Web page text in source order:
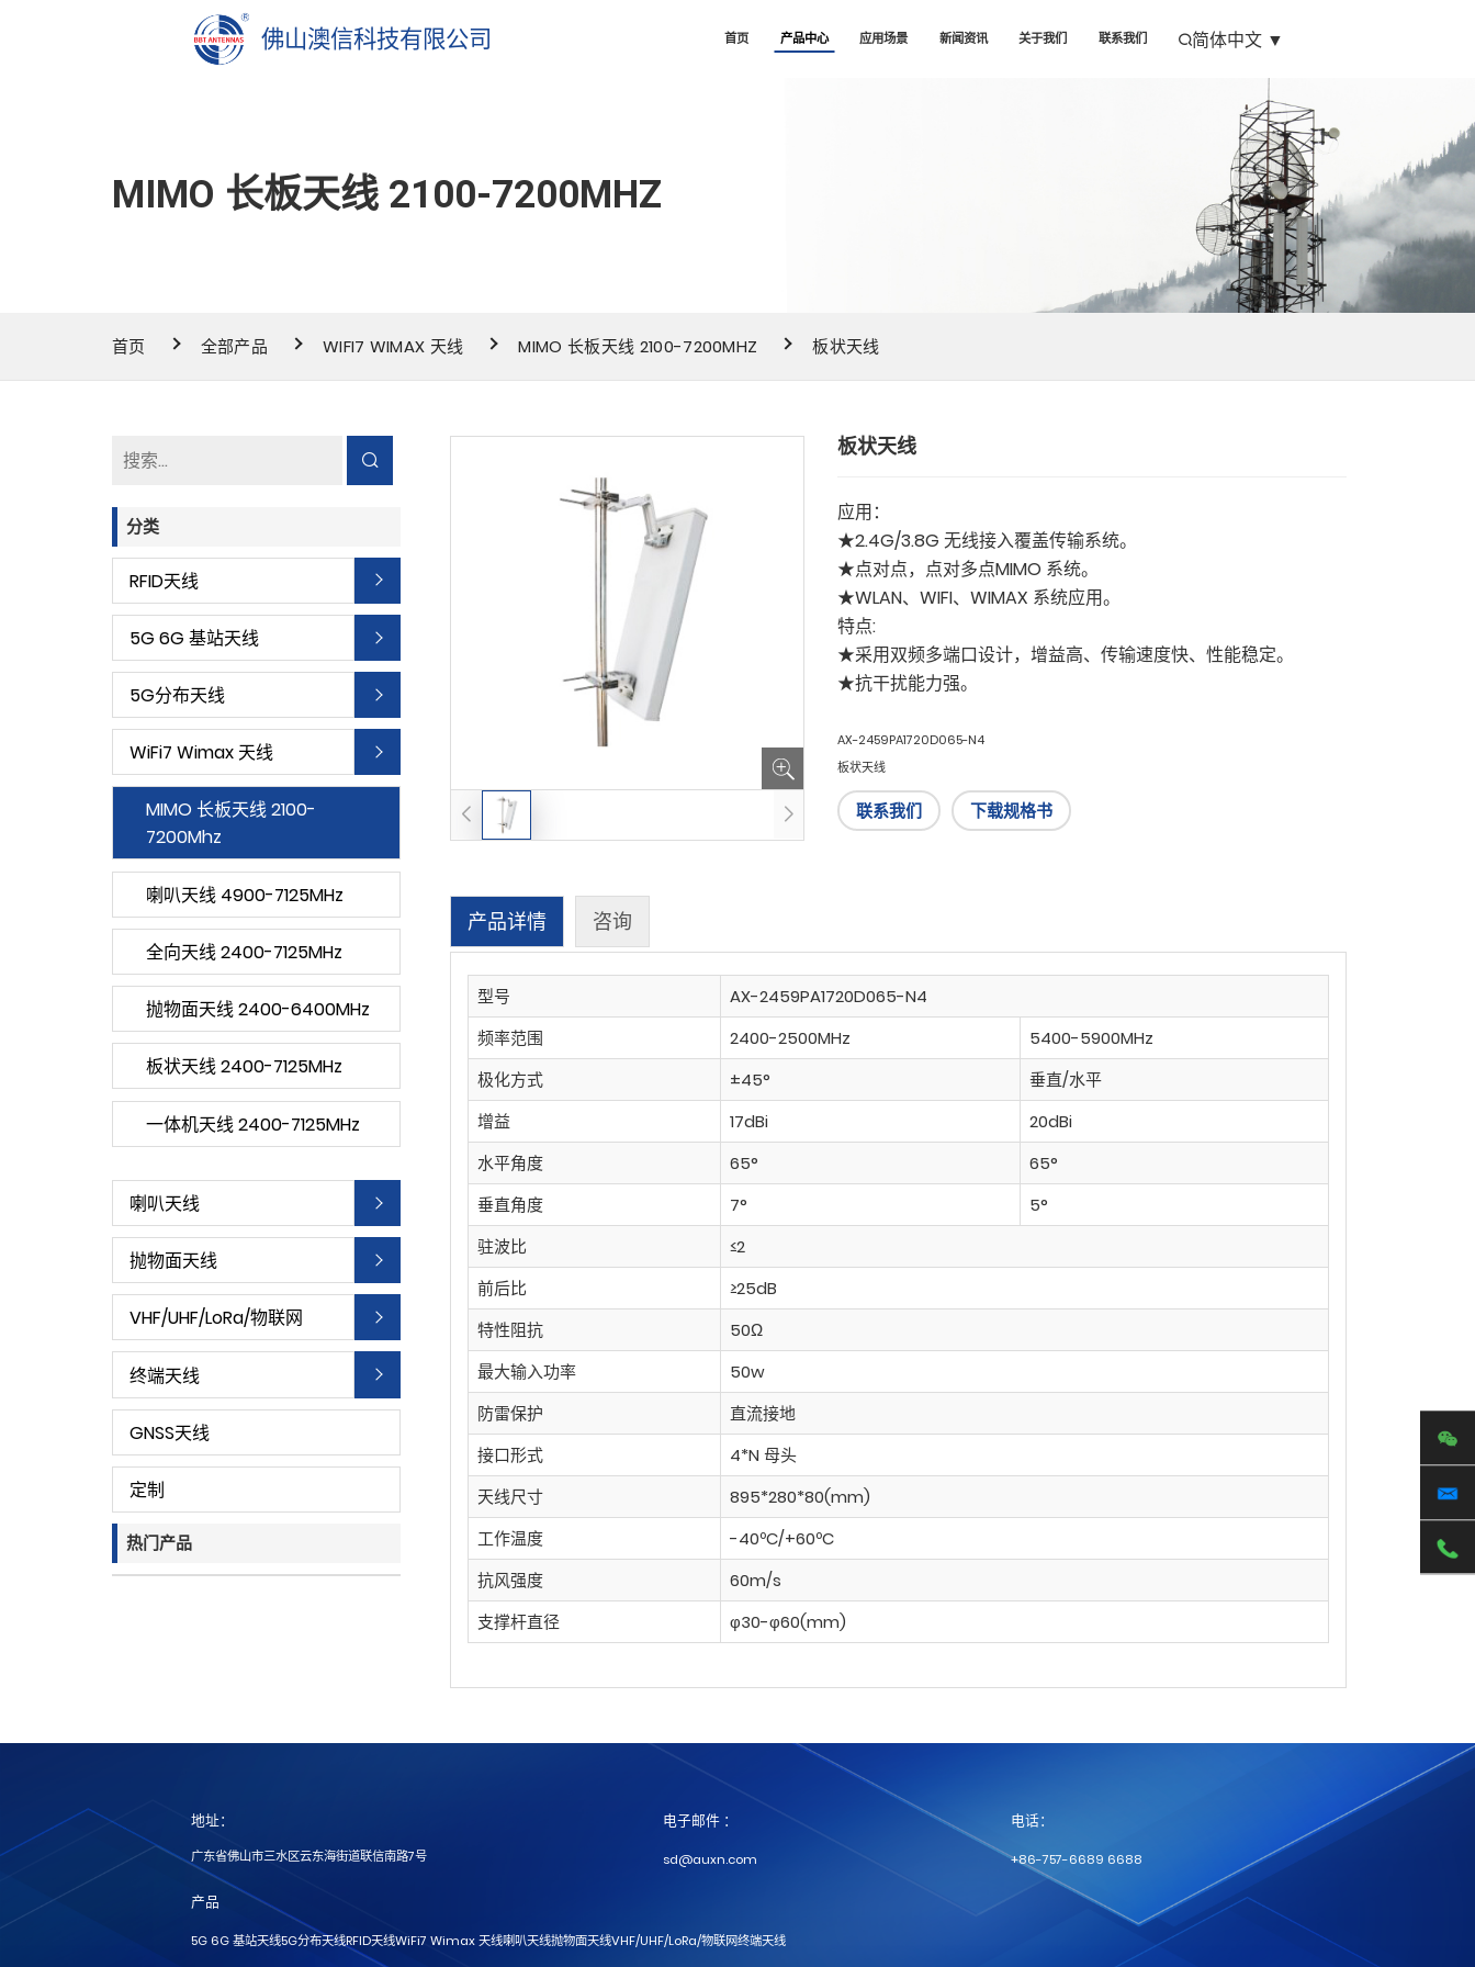
佛山澳信科技有限公司 首页 产品中心 应用场景 新闻资讯 关于我们 联系我们 简体中文 ▼
MIMO 长板天线 2100-7200MHZ
首页 全部产品 WIFI7 WIMAX 天线 MIMO 长板天线 2100-7200MHZ 板状天线
分类
RFID天线
5G 6G 基站天线
5G分布天线
WiFi7 Wimax 天线
MIMO 长板天线 2100-
7200Mhz
喇叭天线 4900-7125MHz
全向天线 2400-7125MHz
抛物面天线 2400-6400MHz
板状天线 2400-7125MHz
一体机天线 2400-7125MHz
喇叭天线
抛物面天线
VHF/UHF/LoRa/物联网
终端天线
GNSS天线
定制
热门产品
板状天线
应用：
★2.4G/3.8G 无线接入覆盖传输系统。
★点对点，点对多点MIMO 系统。
★WLAN、WIFI、WIMAX 系统应用。
特点:
★采用双频多端口设计，增益高、传输速度快、性能稳定。
★抗干扰能力强。
AX-2459PA1720D065-N4
板状天线
联系我们 下载规格书
产品详情 咨询
型号
AX-2459PA1720D065-N4
频率范围
2400-2500MHz
5400-5900MHz
极化方式
±45°
垂直/水平
增益
17dBi
20dBi
水平角度
65°
65°
垂直角度
7°
5°
驻波比
≤2
前后比
≥25dB
特性阻抗
50Ω
最大输入功率
50w
防雷保护
直流接地
接口形式
4*N 母头
天线尺寸
895*280*80(mm)
工作温度
-40ºC/+60ºC
抗风强度
60m/s
支撑杆直径
φ30-φ60(mm)
地址：
广东省佛山市三水区云东海街道联信南路7号
电子邮件 ：
sd@auxn.com
电话：
+86-757-6689 6688
产品
5G 6G 基站天线5G分布天线RFID天线WiFi7 Wimax 天线喇叭天线抛物面天线VHF/UHF/LoRa/物联网终端天线